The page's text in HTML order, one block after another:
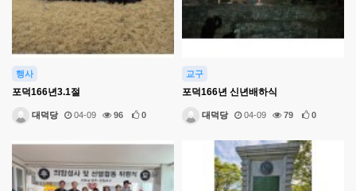
행사
포덕166년3.1절
대덕당 04-09 96 0
교구
포덕166년 신년배하식
대덕당 04-09 79 0